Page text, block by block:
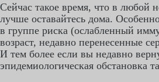
Сейчас такое время, что в любой
лучше оставайтесь дома.
в группе риска (ослабленный
возраст, недавно перенесенные
И тем более если вы недавно
эпидемиологическая обстановка